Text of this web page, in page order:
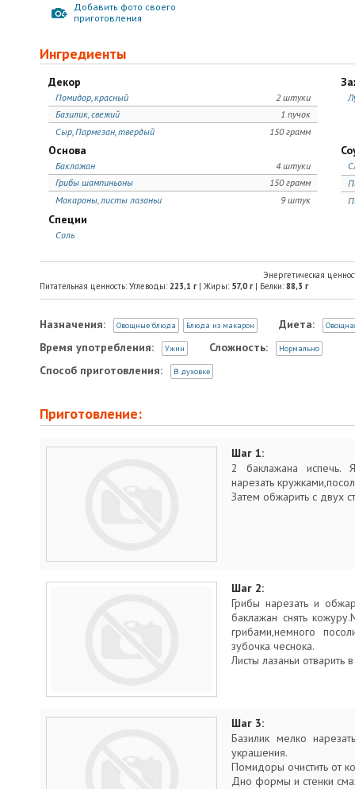
Добавить фото своего
приготовления
Ингредиенты
Декор
2 штуки
Помидор, красный
1 пучок
Базилик, свежий
150 грамм
Сыр, Пармезан, твердый
Основа
4 штуки
Баклажан
150 грамм
Грибы шампиньоны
9 штук
Макароны, листы лазаньи
Специи
Соль
Энергетическая
Питательная ценность: Углеводы: 223,1 г| Жиры: 57,0 г| Белки: 88,3 г
Назначения: Овощные блюда Блюда из макарон Диета:
Время употребления: Ужин Сложность: Нормально
Способ приготовления: В духовке
Приготовление:
Шаг 1:
2 баклажана испечь.
нарезать
Затем обжарить с двух
Шаг 2:
Грибы нарезать и
баклажан снять
грибами,немного
зубочка чеснока.
Листы лазаньи
Шаг 3:
Базилик мелко
украшения.
Помидоры очистить от
Дно формы и стенки